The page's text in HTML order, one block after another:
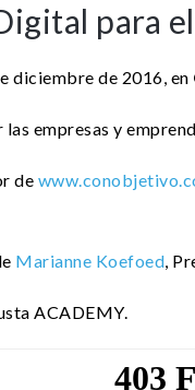
para
diciembre de 2016, en
empresas y
de
Marianne Koefoed,
ACADEMY.